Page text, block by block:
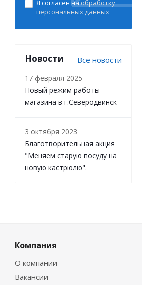
Я согласен наобработку
персональных данных
Новости Все новости
17 февраля 2025
Новый режим работы
магазина в г.Северодвинск
3 октября 2023
Благотворительная акция
"Меняем старую посуду на
новую кастрюлю".
Компания
О компании
Вакансии